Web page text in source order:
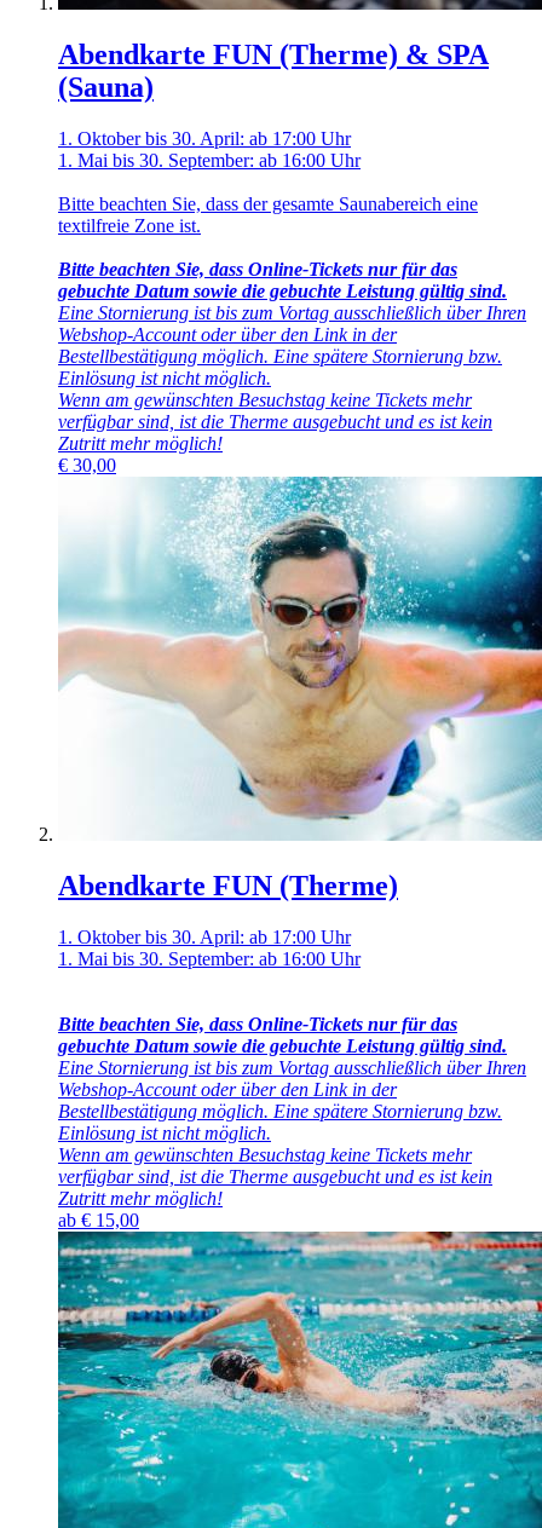
Abendkarte FUN (Therme) & SPA
(Sauna)
1. Oktober bis 30. April: ab 17:00 Uhr
1. Mai bis 30. September: ab 16:00 Uhr
Bitte beachten Sie, dass der gesamte Saunabereich eine
textilfreie Zone ist.
Bitte beachten Sie, dass Online-Tickets nur für das
gebuchte Datum sowie die gebuchte Leistung gültig sind.
Eine Stornierung ist bis zum Vortag ausschließlich über Ihren
Webshop-Account oder über den Link in der
Bestellbestätigung möglich. Eine spätere Stornierung bzw.
Einlösung ist nicht möglich.
Wenn am gewünschten Besuchstag keine Tickets mehr
verfügbar sind, ist die Therme ausgebucht und es ist kein
Zutritt mehr möglich!
€ 30,00
Abendkarte FUN (Therme)
1. Oktober bis 30. April: ab 17:00 Uhr
1. Mai bis 30. September: ab 16:00 Uhr
Bitte beachten Sie, dass Online-Tickets nur für das
gebuchte Datum sowie die gebuchte Leistung gültig sind.
Eine Stornierung ist bis zum Vortag ausschließlich über Ihren
Webshop-Account oder über den Link in der
Bestellbestätigung möglich. Eine spätere Stornierung bzw.
Einlösung ist nicht möglich.
Wenn am gewünschten Besuchstag keine Tickets mehr
verfügbar sind, ist die Therme ausgebucht und es ist kein
Zutritt mehr möglich!
ab € 15,00